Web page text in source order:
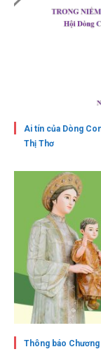
Ai tín của Dòng
Thị Thơ
Thông báo